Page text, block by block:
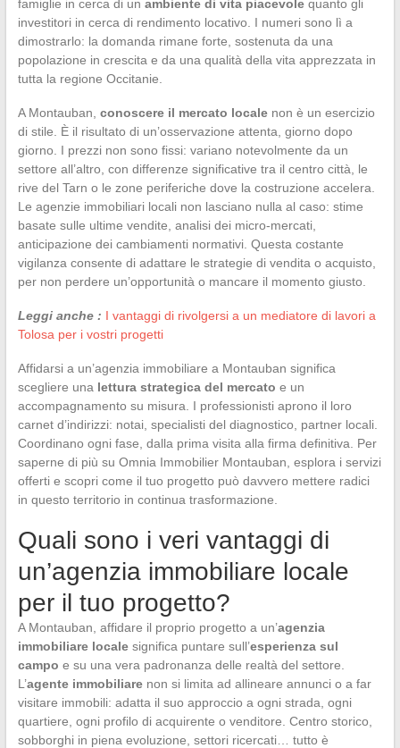
famiglie in cerca di un ambiente di vita piacevolequanto gli
investitori in cerca di rendimento locativo. I numeri sono lì a
dimostrarlo: la domanda rimane forte, sostenuta da una
popolazione in crescita e da una qualità della vita apprezzata in
tutta la regione Occitanie.
A Montauban, conoscere il mercato localenon è un esercizio
di stile. È il risultato di un’osservazione attenta, giorno dopo
giorno. I prezzi non sono fissi: variano notevolmente da un
settore all’altro, con differenze significative tra il centro città, le
rive del Tarn o le zone periferiche dove la costruzione accelera.
Le agenzie immobiliari locali non lasciano nulla al caso: stime
basate sulle ultime vendite, analisi dei micro-mercati,
anticipazione dei cambiamenti normativi. Questa costante
vigilanza consente di adattare le strategie di vendita o acquisto,
per non perdere un’opportunità o mancare il momento giusto.
Leggi anche : I vantaggi di rivolgersi a un mediatore di lavori a
Tolosa per i vostri progetti
Affidarsi a un’agenzia immobiliare a Montauban significa
scegliere una lettura strategica del mercato e un
accompagnamento su misura. I professionisti aprono il loro
carnet d’indirizzi: notai, specialisti del diagnostico, partner locali.
Coordinano ogni fase, dalla prima visita alla firma definitiva. Per
saperne di più su Omnia Immobilier Montauban, esplora i servizi
offerti e scopri come il tuo progetto può davvero mettere radici
in questo territorio in continua trasformazione.
Quali sono i veri vantaggi di
un’agenzia immobiliare locale
per il tuo progetto?
A Montauban, affidare il proprio progetto a un’agenzia
immobiliare localesignifica puntare sull’esperienza sul
campo e su una vera padronanza delle realtà del settore.
L’agente immobiliarenon si limita ad allineare annunci o a far
visitare immobili: adatta il suo approccio a ogni strada, ogni
quartiere, ogni profilo di acquirente o venditore. Centro storico,
sobborghi in piena evoluzione, settori ricercati… tutto è